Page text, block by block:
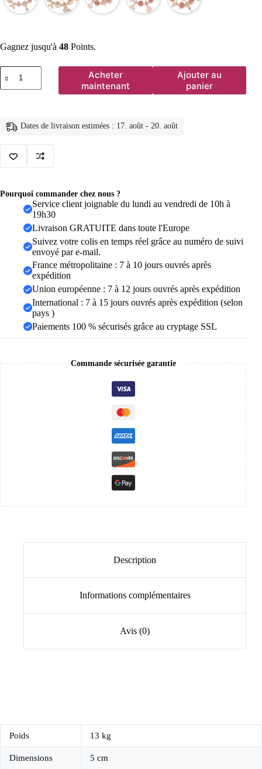
Gagnez jusqu'à 48 Points.
quantité
de
BAOPON-
coeur
femme,
perles
bricolage,
bracelet
amoureux,
Acheter
maintenant
Ajouter au
panier
Dates de livraison estimées : 17. août - 20. août
Pourquoi commander chez nous ?
Service client joignable du lundi au vendredi de 10h à
19h30
Livraison GRATUITE dans toute l'Europe
Suivez votre colis en temps réel grâce au numéro de suivi
envoyé par e-mail.
France métropolitaine : 7 à 10 jours ouvrés après
expédition
Union européenne : 7 à 12 jours ouvrés après expédition
International : 7 à 15 jours ouvrés après expédition (selon
pays )
Paiements 100 % sécurisés grâce au cryptage SSL
Commande sécurisée garantie
Description
Informations complémentaires
Avis (0)
Poids 13 kg
Dimensions 5 cm